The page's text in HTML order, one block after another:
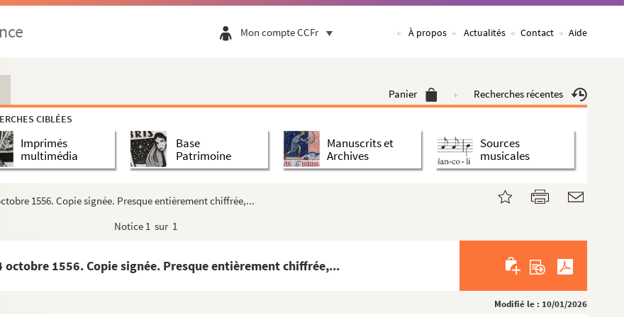
Mon compte CCFr À propos Actualités Contact Aide
Panier Recherches récentes
CIBLÉES
Imprimés
multimédia
Base
Patrimoine
Manuscrits et
Archives
Sources
musicales
1556. Copie signée. Presque entièrement chiffrée,...
Notice 1 sur 1
1556. Copie signée. Presque entièrement chiffrée,...
Modifié le : 10/01/2026
9 juillet 1556. Copie signée. Presque ...
signées
25 juillet 1556. Copie signée. Presque...
Minutes
Esp. Quelques passages chiffrés
14 août 1556. Copie. Esp.
Copie